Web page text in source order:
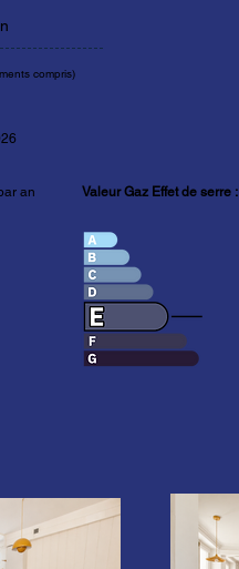
compris)
par an Valeur Gaz Effet de serre :